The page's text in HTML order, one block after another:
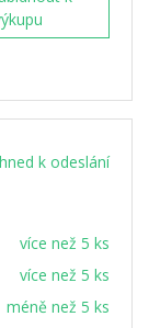
k odeslání
více než 5 ks
více než 5 ks
méně než 5 ks